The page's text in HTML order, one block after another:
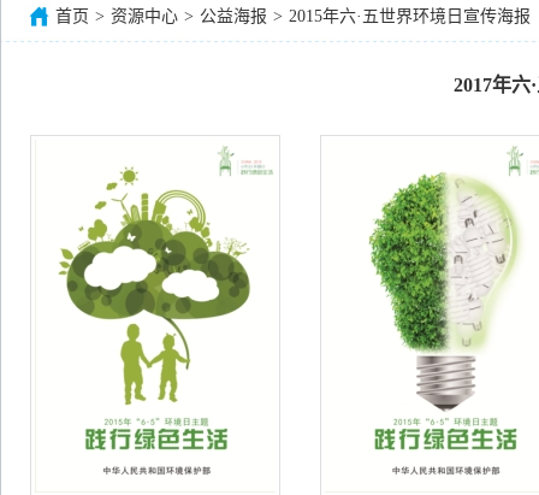
首页 > 资源中心 > 公益海报 > 2015年六·五世界环境日宣传海报
2017年六